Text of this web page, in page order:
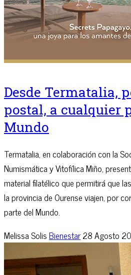
Desde Termatalia,
postal, a cualquier
Mundo
Termatalia, en colaboración con la
Numismática y Vitofílica Miño,
material filatélico que permitirá que
la provincia de Ourense viajen, por
parte del Mundo.
Melissa SolisBienestar28 Agosto